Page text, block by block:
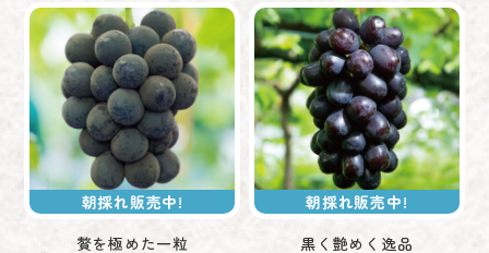
朝採れ販売中!
贅を極めた一粒
朝採れ販売中!
黒く艶めく逸品